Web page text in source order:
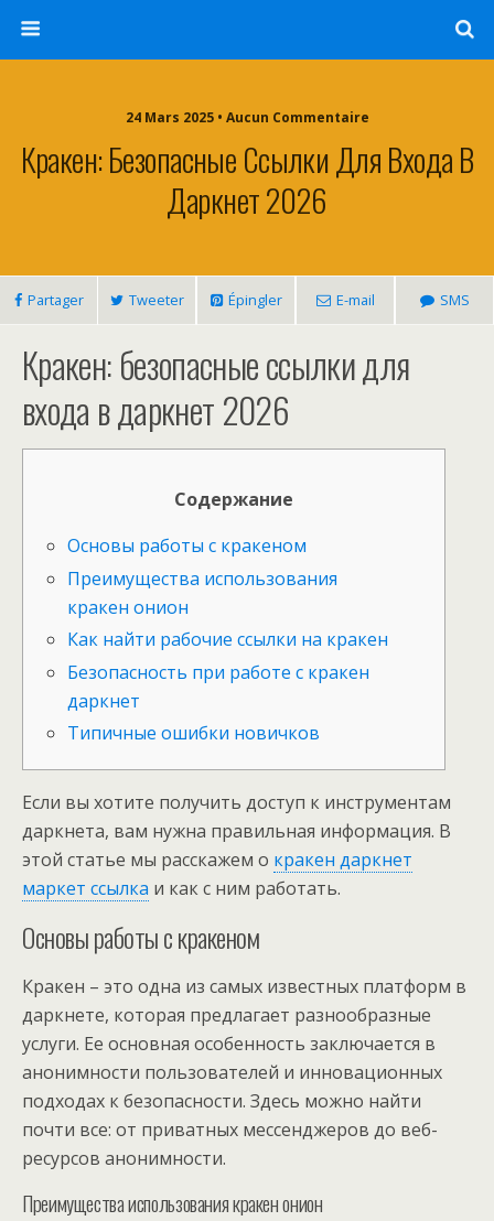
24 Mars 2025 • Aucun Commentaire
Кракен: Безопасные Ссылки Для Входа В
Даркнет 2026
Partager Tweeter Épingler E-mail SMS
Кракен: безопасные ссылки для
входа в даркнет 2026
Содержание
Основы работы с кракеном
Преимущества использования
кракен онион
Как найти рабочие ссылки на кракен
Безопасность при работе с кракен
даркнет
Типичные ошибки новичков
Если вы хотите получить доступ к инструментам
даркнета, вам нужна правильная информация. В
этой статье мы расскажем о кракен даркнет
маркет ссылка и как с ним работать.
Основы работы с кракеном
Кракен – это одна из самых известных платформ в
даркнете, которая предлагает разнообразные
услуги. Ее основная особенность заключается в
анонимности пользователей и инновационных
подходах к безопасности. Здесь можно найти
почти все: от приватных мессенджеров до веб-
ресурсов анонимности.
Преимущества использования кракен онион